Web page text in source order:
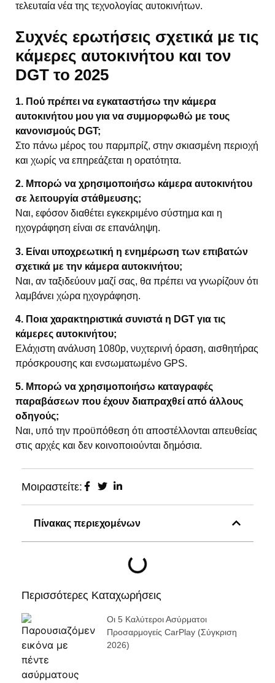
τελευταία νέα της τεχνολογίας αυτοκινήτων.
Συχνές ερωτήσεις σχετικά με τις
κάμερες αυτοκινήτου και τον
DGT το 2025
1. Πού πρέπει να εγκαταστήσω την κάμερα
αυτοκινήτου μου για να συμμορφωθώ με τους
κανονισμούς DGT;
Στο πάνω μέρος του παρμπρίζ, στην σκιασμένη περιοχή
και χωρίς να επηρεάζεται η ορατότητα.
2. Μπορώ να χρησιμοποιήσω κάμερα αυτοκινήτου
σε λειτουργία στάθμευσης;
Ναι, εφόσον διαθέτει εγκεκριμένο σύστημα και η
ηχογράφηση είναι σε επανάληψη.
3. Είναι υποχρεωτική η ενημέρωση των επιβατών
σχετικά με την κάμερα αυτοκινήτου;
Ναι, αν ταξιδεύουν μαζί σας, θα πρέπει να γνωρίζουν ότι
λαμβάνει χώρα ηχογράφηση.
4. Ποια χαρακτηριστικά συνιστά η DGT για τις
κάμερες αυτοκινήτου;
Ελάχιστη ανάλυση 1080p, νυχτερινή όραση, αισθητήρας
πρόσκρουσης και ενσωματωμένο GPS.
5. Μπορώ να χρησιμοποιήσω καταγραφές
παραβάσεων που έχουν διαπραχθεί από άλλους
οδηγούς;
Ναι, υπό την προϋπόθεση ότι αποστέλλονται απευθείας
στις αρχές και δεν κοινοποιούνται δημόσια.
Μοιραστείτε:
Πίνακας περιεχομένων
Περισσότερες Καταχωρήσεις
Οι 5 Καλύτεροι Ασύρματοι
Προσαρμογείς CarPlay (σύγκριση
2026)